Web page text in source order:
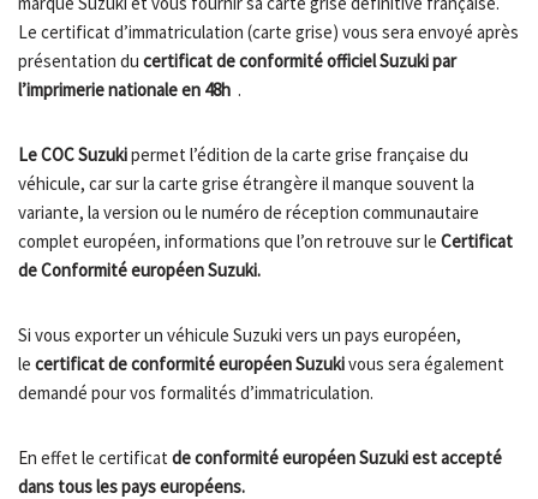
Le certificat d’immatriculation (carte grise) vous sera envoyé après
présentation du certificat de conformité officiel Suzuki par
l’imprimerie nationale en 48h .
Le COC Suzukipermet l’édition de la carte grise française du
véhicule, car sur la carte grise étrangère il manque souvent la
variante, la version ou le numéro de réception communautaire
complet européen, informations que l’on retrouve sur le Certificat
de Conformité européen Suzuki.
Si vous exporter un véhicule Suzuki vers un pays européen,
le certificat de conformité européen Suzukivous sera également
demandé pour vos formalités d’immatriculation.
En effet le certificat de conformité européen Suzuki est accepté
dans tous les pays européens.